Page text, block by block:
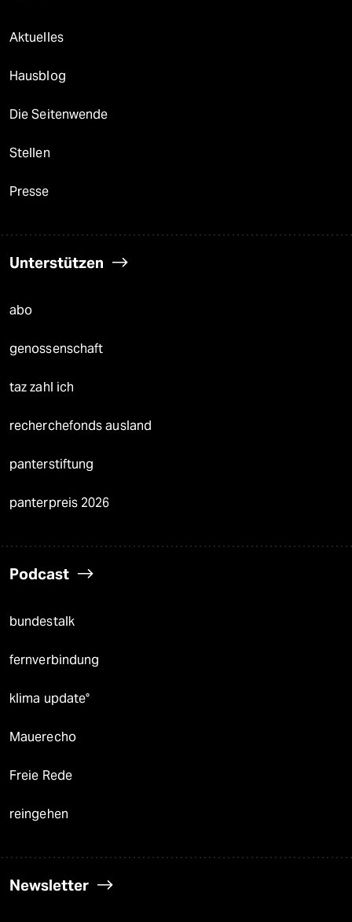
Aktuelles
Hausblog
Die Seitenwende
Stellen
Presse
Unterstützen
abo
genossenschaft
taz zahl ich
recherchefonds ausland
panterstiftung
panterpreis 2026
Podcast
bundestalk
fernverbindung
klima update°
Mauerecho
Freie Rede
reingehen
Newsletter